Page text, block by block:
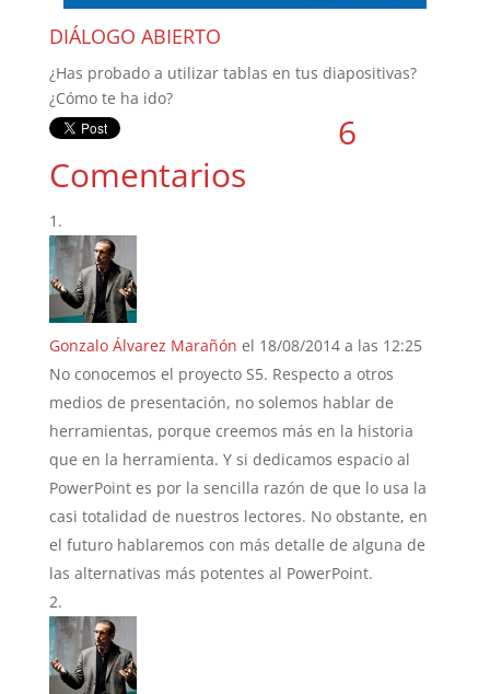
DIÁLOGO ABIERTO
¿Has probado a utilizar tablas en tus diapositivas?
¿Cómo te ha ido?
6
Comentarios
Gonzalo Álvarez Marañón el 18/08/2014 a las 12:25
No conocemos el proyecto S5. Respecto a otros
medios de presentación, no solemos hablar de
herramientas, porque creemos más en la historia
que en la herramienta. Y si dedicamos espacio al
PowerPoint es por la sencilla razón de que lo usa la
casi totalidad de nuestros lectores. No obstante, en
el futuro hablaremos con más detalle de alguna de
las alternativas más potentes al PowerPoint.